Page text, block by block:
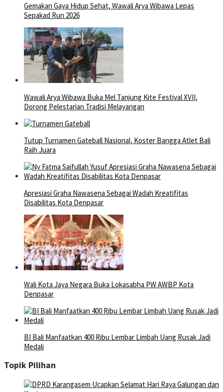
Gemakan Gaya Hidup Sehat, Wawali Arya Wibawa Lepas
Sepakad Run 2026
Wawali Arya Wibawa Buka Mel Tanjung Kite Festival XVII,
Dorong Pelestarian Tradisi Melayangan
Tutup Turnamen Gateball Nasional, Koster Bangga Atlet Bali
Raih Juara
Apresiasi Graha Nawasena Sebagai Wadah Kreatifitas
Disabilitas Kota Denpasar
Wali Kota Jaya Negara Buka Lokasabha PW AWBP Kota
Denpasar
BI Bali Manfaatkan 400 Ribu Lembar Limbah Uang Rusak Jadi
Medali
Topik Pilihan